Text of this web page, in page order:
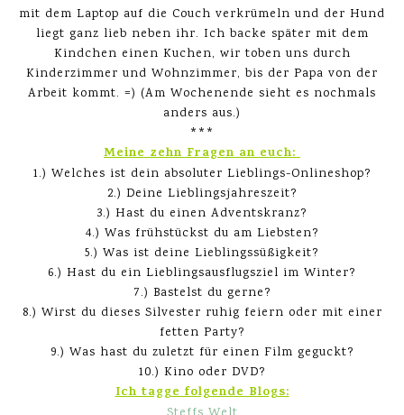
mit dem Laptop auf die Couch verkrümeln und der Hund
liegt ganz lieb neben ihr. Ich backe später mit dem
Kindchen einen Kuchen, wir toben uns durch
Kinderzimmer und Wohnzimmer, bis der Papa von der
Arbeit kommt. =) (Am Wochenende sieht es nochmals
anders aus.)
***
Meine zehn Fragen an euch:
1.) Welches ist dein absoluter Lieblings-Onlineshop?
2.) Deine Lieblingsjahreszeit?
3.) Hast du einen Adventskranz?
4.) Was frühstückst du am Liebsten?
5.) Was ist deine Lieblingssüßigkeit?
6.) Hast du ein Lieblingsausflugsziel im Winter?
7.) Bastelst du gerne?
8.) Wirst du dieses Silvester ruhig feiern oder mit einer
fetten Party?
9.) Was hast du zuletzt für einen Film geguckt?
10.) Kino oder DVD?
Ich tagge folgende Blogs: